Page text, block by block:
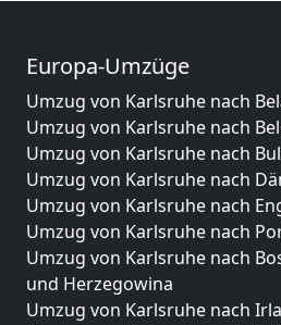
Europa-Umzüge
Umzug von Karlsruhe nach
Umzug von Karlsruhe nach
Umzug von Karlsruhe nach
Umzug von Karlsruhe nach
Umzug von Karlsruhe nach
Umzug von Karlsruhe nach
Umzug von Karlsruhe nach
und Herzegowina
Umzug von Karlsruhe nach